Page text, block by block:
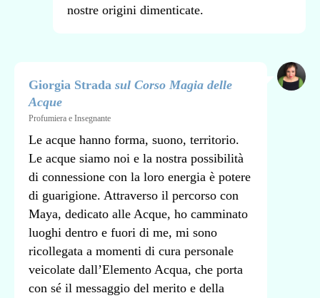
nostre origini dimenticate.
Giorgia Strada sul Corso Magia delle
Acque
Profumiera e Insegnante
Le acque hanno forma, suono, territorio.
Le acque siamo noi e la nostra possibilità
di connessione con la loro energia è potere
di guarigione. Attraverso il percorso con
Maya, dedicato alle Acque, ho camminato
luoghi dentro e fuori di me, mi sono
ricollegata a momenti di cura personale
veicolate dall’Elemento Acqua, che porta
con sé il messaggio del merito e della